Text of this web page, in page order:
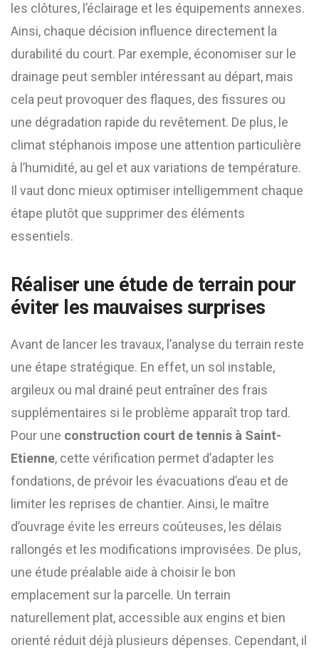
les clôtures, l’éclairage et les équipements annexes.
Ainsi, chaque décision influence directement la
durabilité du court. Par exemple, économiser sur le
drainage peut sembler intéressant au départ, mais
cela peut provoquer des flaques, des fissures ou
une dégradation rapide du revêtement. De plus, le
climat stéphanois impose une attention particulière
à l’humidité, au gel et aux variations de température.
Il vaut donc mieux optimiser intelligemment chaque
étape plutôt que supprimer des éléments
essentiels.
Réaliser une étude de terrain pour
éviter les mauvaises surprises
Avant de lancer les travaux, l’analyse du terrain reste
une étape stratégique. En effet, un sol instable,
argileux ou mal drainé peut entraîner des frais
supplémentaires si le problème apparaît trop tard.
Pour une construction court de tennis à Saint-
Etienne, cette vérification permet d’adapter les
fondations, de prévoir les évacuations d’eau et de
limiter les reprises de chantier. Ainsi, le maître
d’ouvrage évite les erreurs coûteuses, les délais
rallongés et les modifications improvisées. De plus,
une étude préalable aide à choisir le bon
emplacement sur la parcelle. Un terrain
naturellement plat, accessible aux engins et bien
orienté réduit déjà plusieurs dépenses. Cependant, il